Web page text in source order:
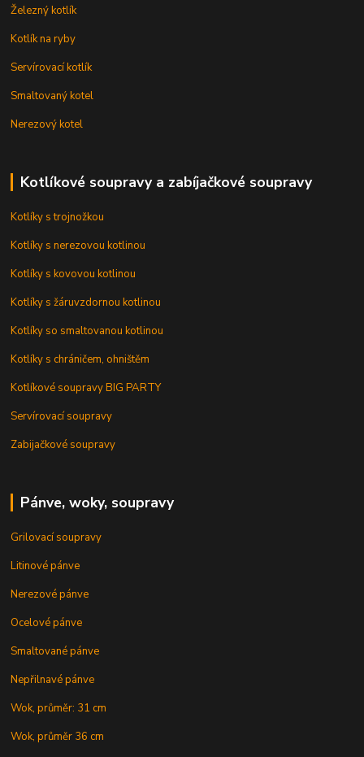
Železný kotlík
Kotlík na ryby
Servírovací kotlík
Smaltovaný kotel
Nerezový kotel
Kotlíkové soupravy a zabíjačkové soupravy
Kotlíky s trojnožkou
Kotlíky s nerezovou kotlinou
Kotlíky s kovovou kotlinou
Kotlíky s žáruvzdornou kotlinou
Kotlíky so smaltovanou kotlinou
Kotlíky s chráničem, ohništěm
Kotlíkové soupravy BIG PARTY
Servírovací soupravy
Zabijačkové soupravy
Pánve, woky, soupravy
Grilovací soupravy
Litinové pánve
Nerezové pánve
Ocelové pánve
Smaltované pánve
Nepřilnavé pánve
Wok, průměr: 31 cm
Wok, průměr 36 cm